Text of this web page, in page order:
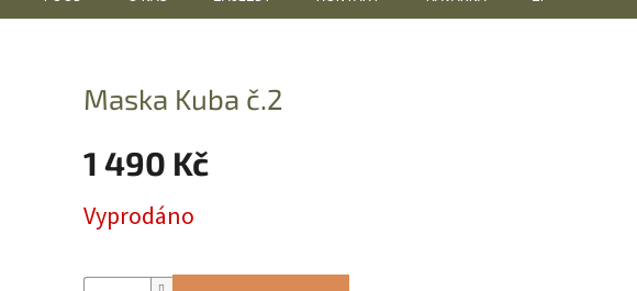
Maska Kuba č.2
1 490 Kč
cena:
Vyprodáno